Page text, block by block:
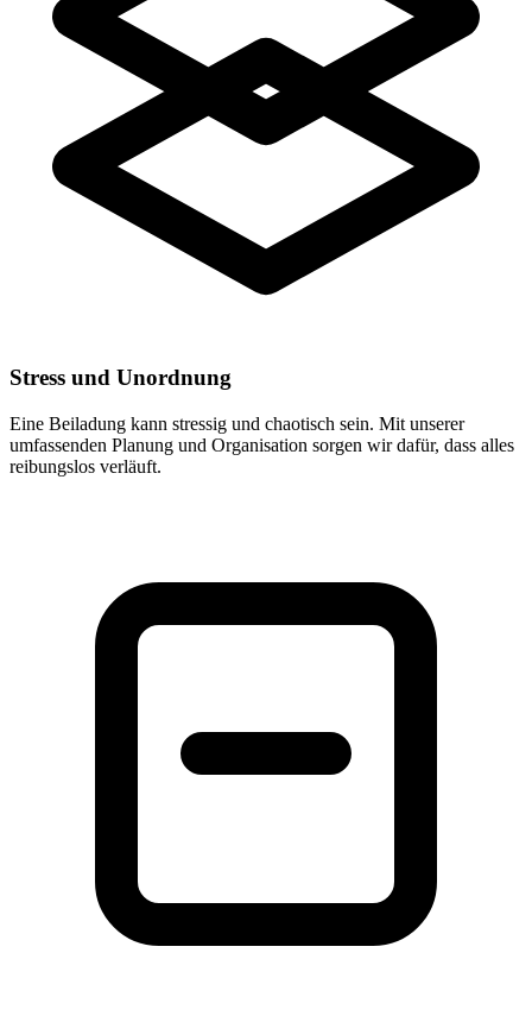
Stress und Unordnung
Eine Beiladung kann stressig und chaotisch sein. Mit unserer
umfassenden Planung und Organisation sorgen wir dafür, dass alles
reibungslos verläuft.